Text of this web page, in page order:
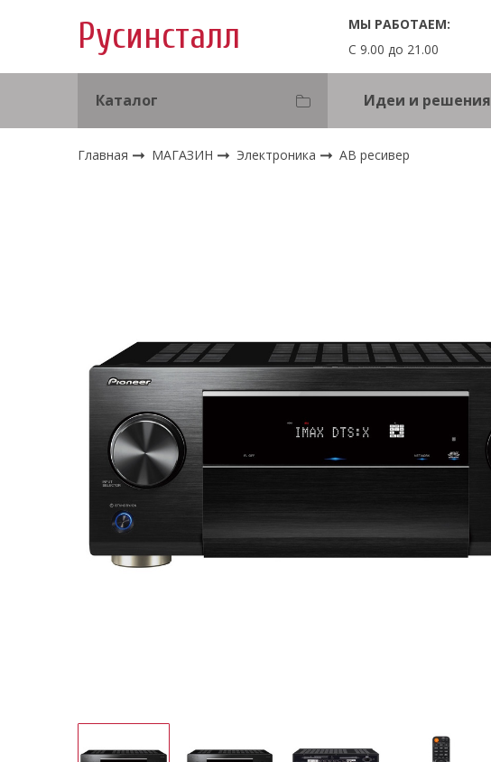
Русинсталл
МЫ РАБОТАЕМ:
С 9.00 до 21.00
Каталог Идеи и решения
Главная МАГАЗИН Электроника АВ ресивер